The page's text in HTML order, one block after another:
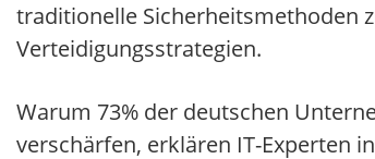
traditionelle Sicherheitsmethoden
Verteidigungsstrategien.
Warum 73% der deutschen
verschärfen, erklären IT-Experten